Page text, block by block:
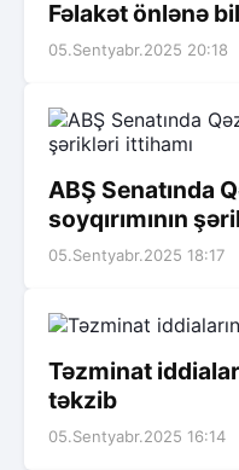
Fəlakət önlənə
05.Sentyabr.2025 20:18
ABŞ Senatında
soyqırımının
05.Sentyabr.2025 18:17
Təzminat
təkzib
05.Sentyabr.2025 16:14